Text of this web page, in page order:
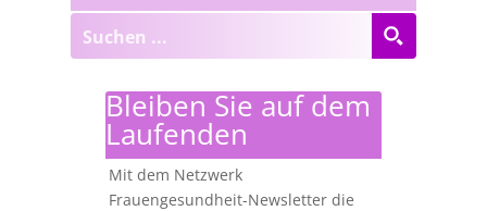
Bleiben Sie auf dem
Laufenden
Mit dem Netzwerk
Frauengesundheit-Newsletter die